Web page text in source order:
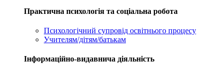
Практична психологія та соціальна робота
Психологічний супровід освітнього процесу
Учителям/дітям/батькам
Інформаційно-видавнича діяльність